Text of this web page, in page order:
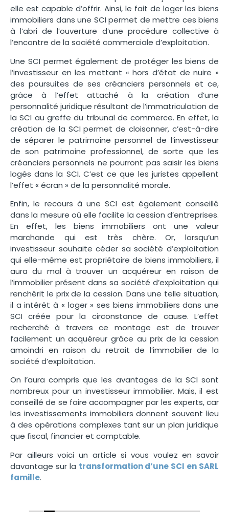
elle est capable d’offrir. Ainsi, le fait de loger les biens
immobiliers dans une SCI permet de mettre ces biens
à l’abri de l’ouverture d’une procédure collective à
l’encontre de la société commerciale d’exploitation.
Une SCI permet également de protéger les biens de
l’investisseur en les mettant « hors d’état de nuire »
des poursuites de ses créanciers personnels et ce,
grâce à l’effet attaché à la création d’une
personnalité juridique résultant de l’immatriculation de
la SCI au greffe du tribunal de commerce. En effet, la
création de la SCI permet de cloisonner, c’est-à-dire
de séparer le patrimoine personnel de l’investisseur
de son patrimoine professionnel, de sorte que les
créanciers personnels ne pourront pas saisir les biens
logés dans la SCI. C’est ce que les juristes appellent
l’effet « écran » de la personnalité morale.
Enfin, le recours à une SCI est également conseillé
dans la mesure où elle facilite la cession d’entreprises.
En effet, les biens immobiliers ont une valeur
marchande qui est très chère. Or, lorsqu’un
investisseur souhaite céder sa société d’exploitation
qui elle-même est propriétaire de biens immobiliers, il
aura du mal à trouver un acquéreur en raison de
l’immobilier présent dans sa société d’exploitation qui
renchérit le prix de la cession. Dans une telle situation,
il a intérêt à « loger » ses biens immobiliers dans une
SCI créée pour la circonstance de cause. L’effet
recherché à travers ce montage est de trouver
facilement un acquéreur grâce au prix de la cession
amoindri en raison du retrait de l’immobilier de la
société d’exploitation.
On l’aura compris que les avantages de la SCI sont
nombreux pour un investisseur immobilier. Mais, il est
conseillé de se faire accompagner par les experts, car
les investissements immobiliers donnent souvent lieu
à des opérations complexes tant sur un plan juridique
que fiscal, financier et comptable.
Par ailleurs voici un article si vous voulez en savoir
davantage sur la transformation d’une SCI en SARL
famille.